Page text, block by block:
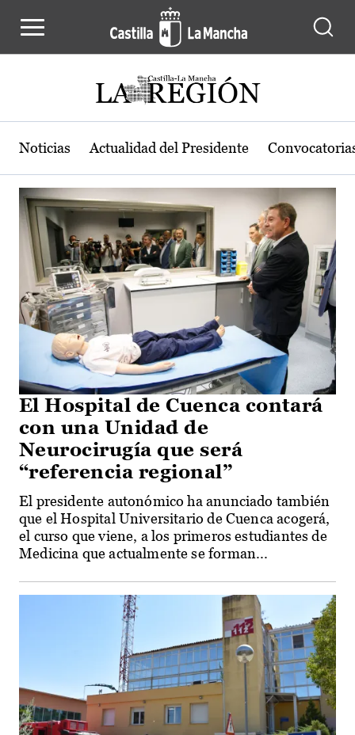
Actualidad de la región de Castilla-
Noticias Actualidad del Presidente
El Hospital de Cuenca contará
con una Unidad de
Neurocirugía que será
“referencia regional”
El presidente autonómico ha anunciado también
que el Hospital Universitario de Cuenca acogerá,
el curso que viene, a los primeros estudiantes de
Medicina que actualmente se forman...